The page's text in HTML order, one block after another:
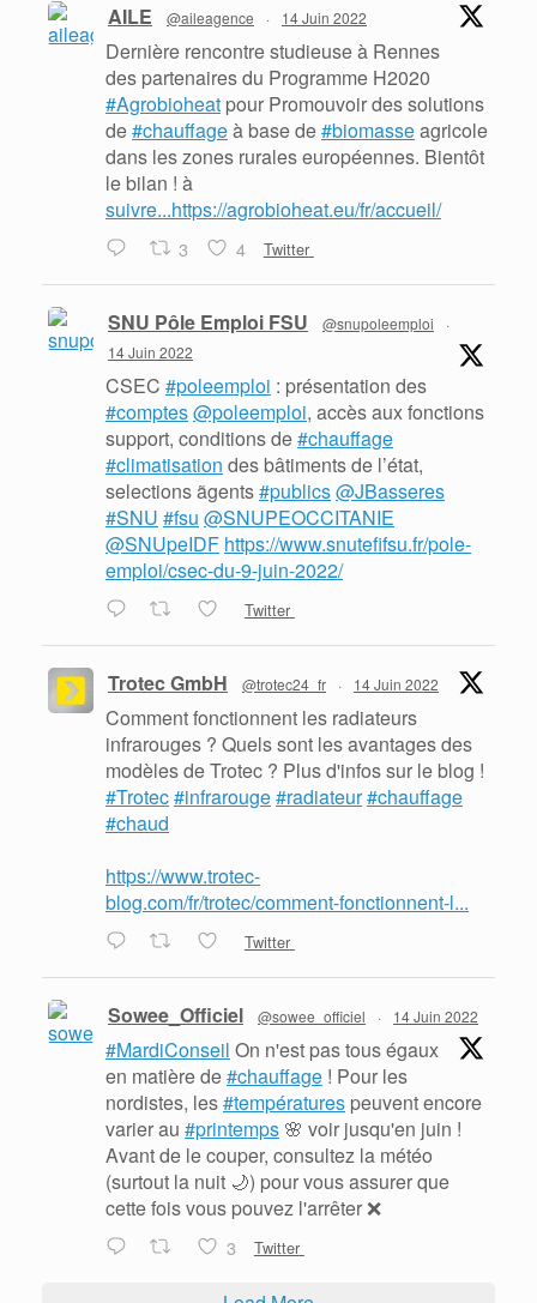
AILE @aileagence · 14 Juin 2022
Dernière rencontre studieuse à Rennes
des partenaires du Programme H2020
#Agrobioheat pour Promouvoir des solutions
de#chauffageà base de#biomasseagricole
dans les zones rurales européennes. Bientôt
le bilan ! à
suivre...https://agrobioheat.eu/fr/accueil/
3 4 Twitter
SNU Pôle Emploi FSU @snupoleemploi
·
14 Juin 2022
CSEC #poleemploi : présentation des
#comptes@poleemploi, accès aux fonctions
support, conditions de#chauffage
#climatisation des bâtiments de l’état,
selections ãgents#publics@JBasseres
#SNU #fsu @SNUPEOCCITANIE
@SNUpeIDF https://www.snutefifsu.fr/pole-
emploi/csec-du-9-juin-2022/
Twitter
Trotec GmbH @trotec24_fr · 14 Juin 2022
Comment fonctionnent les radiateurs
infrarouges ? Quels sont les avantages des
modèles de Trotec ? Plus d'infos sur le blog !
#Trotec#infrarouge#radiateur#chauffage
#chaud
https://www.trotec-
blog.com/fr/trotec/comment-fonctionnent-l...
Twitter
Sowee_Officiel @sowee_officiel · 14 Juin 2022
#MardiConseil On n'est pas tous égaux
en matière de#chauffage ! Pour les
nordistes, les#températures peuvent encore
varier au #printemps 🌸 voir jusqu'en juin !
Avant de le couper, consultez la météo
(surtout la nuit 🌙) pour vous assurer que
cette fois vous pouvez l'arrêter ❌
3 Twitter